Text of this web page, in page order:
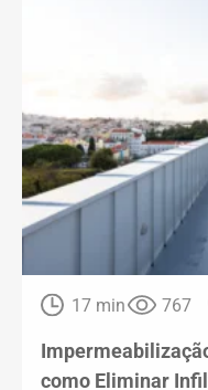
17 min 767
como Eliminar